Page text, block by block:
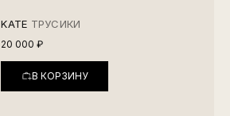
KATE ТРУСИКИ
20 000 ₽
В КОРЗИНУ